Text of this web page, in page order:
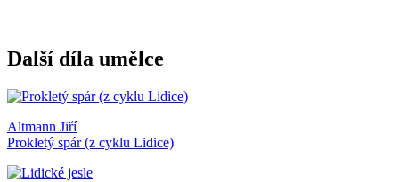
Další díla umělce
Altmann Jiří
Prokletý spár (z cyklu Lidice)